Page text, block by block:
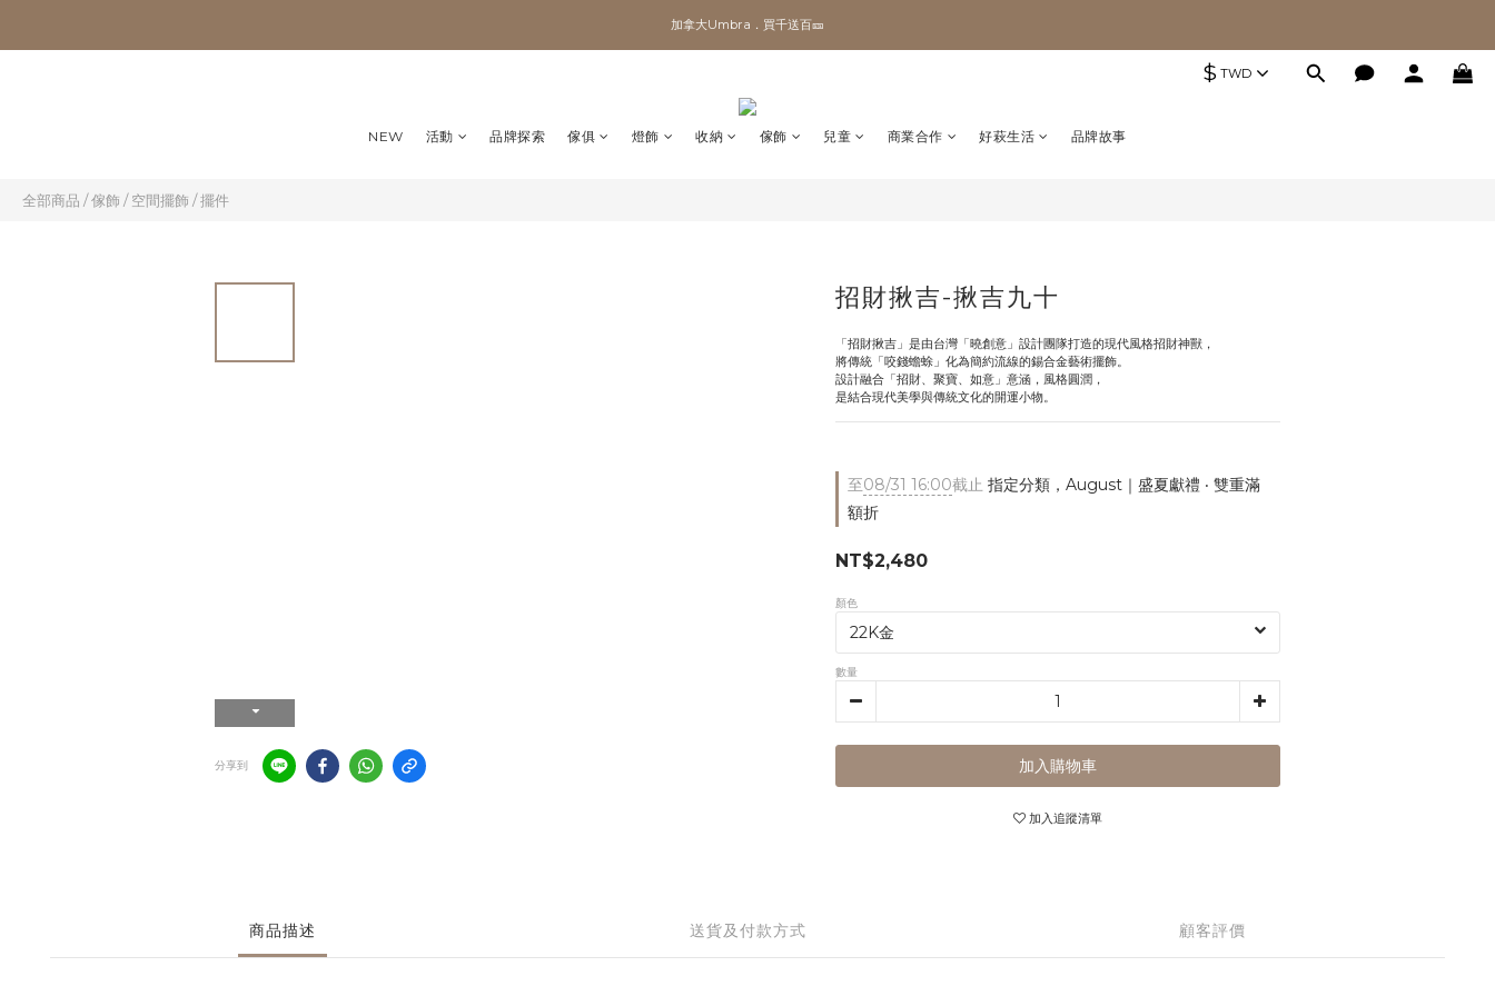
✨加入會員 即領100購物金🎫
加拿大Umbra．買千送百🎫
$ TWD
NEW 活動 品牌探索 傢俱 燈飾 收納 傢飾 兒童 商業合作 好萩生活 品牌故事
全部商品 /傢飾 /空間擺飾 /擺件
分享到
招財揪吉-揪吉九十
「招財揪吉」是由台灣「曉創意」設計團隊打造的現代風格招財神獸，
將傳統「咬錢蟾蜍」化為簡約流線的錫合金藝術擺飾。
設計融合「招財、聚寶、如意」意涵，風格圓潤，
是結合現代美學與傳統文化的開運小物。
至08/31 16:00截止 指定分類，August｜盛夏獻禮 ‧ 雙重滿
額折
NT$2,480
顏色
數量
加入購物車
加入追蹤清單
商品描述 送貨及付款方式 顧客評價